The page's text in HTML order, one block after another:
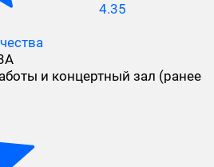
4.35
и концертный зал (ранее